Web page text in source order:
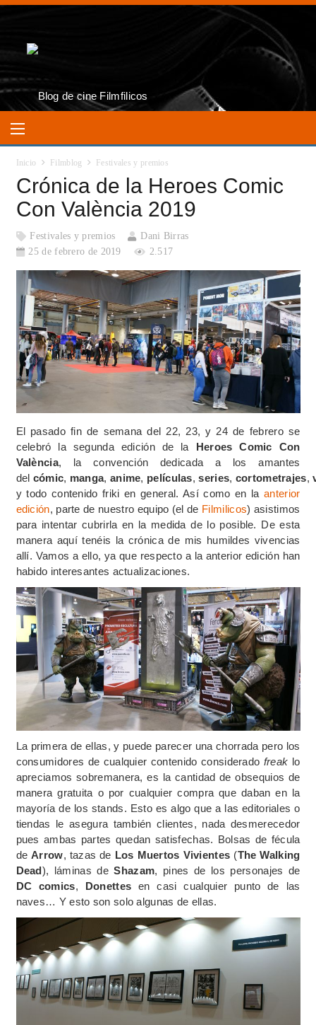
Inicio Filmblog Festivales y premios
Crónica de la Heroes Comic
Con València 2019
Festivales y premios
Dani Birras
25 de febrero de 2019
2.517
El pasado fin de semana del 22, 23, y 24 de febrero se
celebró la segunda edición de la Heroes Comic Con
València, la convención dedicada a los amantes
del cómic, manga, anime, películas,series, cortometrajes,
y todo contenido friki en general. Así como en laanterior
edición, parte de nuestro equipo (el de Filmilicos) asistimos
para intentar cubrirla en la medida de lo posible. De esta
manera aquí tenéis la crónica de mis humildes vivencias
allí. Vamos a ello, ya que respecto a la anterior edición han
habido interesantes actualizaciones.
La primera de ellas, y puede parecer una chorrada pero los
consumidores de cualquier contenido considerado freak lo
apreciamos sobremanera, es la cantidad de obsequios de
manera gratuita o por cualquier compra que daban en la
mayoría de los stands. Esto es algo que a las editoriales o
tiendas le asegura también clientes, nada desmerecedor
pues ambas partes quedan satisfechas. Bolsas de fécula
deArrow, tazas de Los Muertos Vivientes (The Walking
Dead), láminas deShazam, pines de los personajes de
DC comics, Donettes en casi cualquier punto de las
naves… Y esto son solo algunas de ellas.